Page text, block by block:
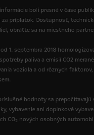
boli presné v čase
príplatok. Dostupnosť,
obráťte sa na miestneho
1. septembra 2018
paliva a emisií CO2
vozidla a od rôznych
hodnoty sa prepočítavajú
vybavenie ani doplnkové
CO2 nových osobných